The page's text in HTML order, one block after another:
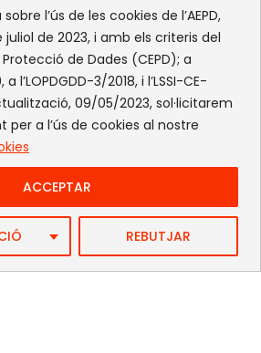
l’ús de les cookies de l’AEPD,
de 2023, i amb els criteris del
de Dades (CEPD); a
l’LOPDGDD-3/2018, i l’LSSI-CE-
09/05/2023, sol·licitarem
a l’ús de cookies al nostre
REBUTJAR
ACCEPTAR
Web by FlandeCoco
de Privacitat Política de cookies